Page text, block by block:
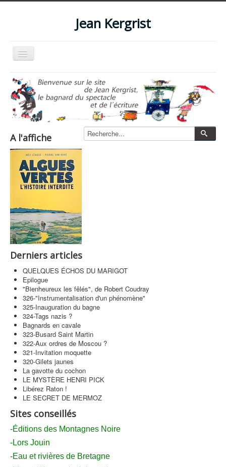
Jean Kergrist
Basculer
la
Accueil
Qui suis-je ?
Le blog
Les spectacles
Les films et vidéos
La boutique
Zone pro
Contact
A l'affiche
Derniers articles
QUELQUES ÉCHOS DU MARIGOT
Epilogue
"Bienheureux les fêlés", de Robert Coudray
326-"Instrumentalisation d'un phénomène"
325-Inauguration du bagne
324-Tags nazis ?
Bagnards en cavale
323-Busard Saint Martin
322-Aux ordres de Moscou ?
321-Invitation moquette
320-Gilets jaunes
La gavotte du cochon
LE MYSTÈRE HENRI PICK
Libérez Raton !
LE SECRET DE MERMOZ
Sites conseillés
-Éditions des Montagnes Noire
-Lors Jouin
-Eau et rivières de Bretagne